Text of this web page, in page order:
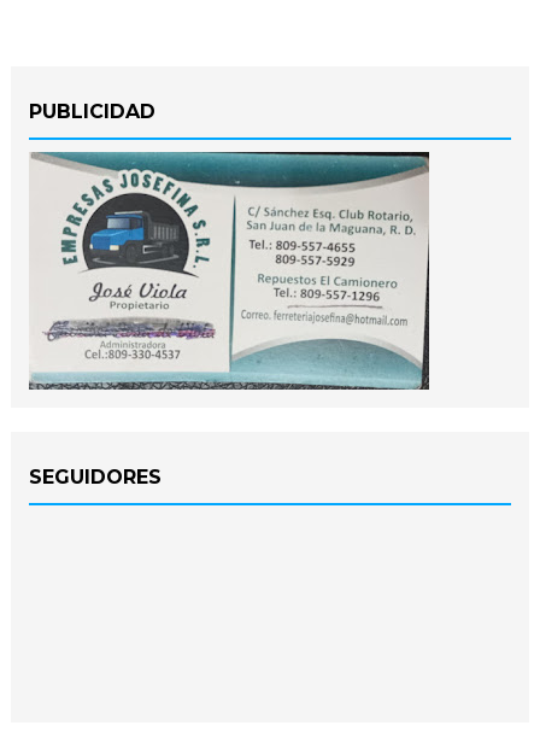
PUBLICIDAD
SEGUIDORES